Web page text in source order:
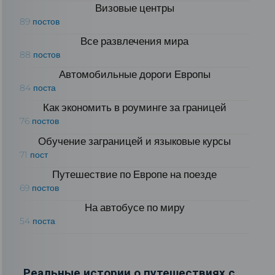
Визовые центры
89 постов
Все развлечения мира
88 постов
Автомобильные дороги Европы
84 поста
Как экономить в роуминге за границей
76 постов
Обучение заграницей и языковые курсы
71 пост
Путешествие по Европе на поезде
69 постов
На автобусе по миру
54 поста